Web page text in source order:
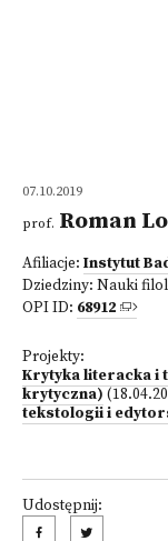
07.10.2019
prof. Roman
Afiliacje: Instytut
Dziedziny: Nauki
OPI ID: 68912
Projekty:
Krytyka literacka i
krytyczna)
tekstologii i
Udostępnij: